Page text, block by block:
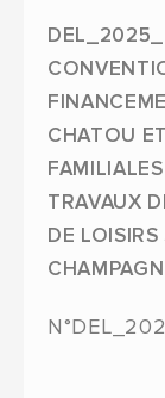
CHATOU
TRAVAUX
DE